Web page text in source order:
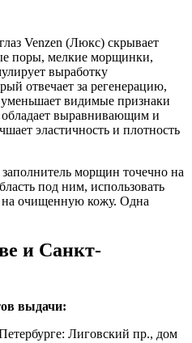
Venzen (Люкс) скрывает
поры, мелкие морщинки,
выработку
отвечает за регенерацию,
видимые признаки
выравнивающим и
эластичность и плотность
морщин точечно на
под ним, использовать
на очищенную кожу. Одна
и Санкт-
выдачи:
Лиговский пр., дом